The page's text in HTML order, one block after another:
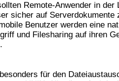
Remote-Anwender in der
sicher auf Serverdokumente
Benutzer werden eine
und Filesharing auf ihren
für den